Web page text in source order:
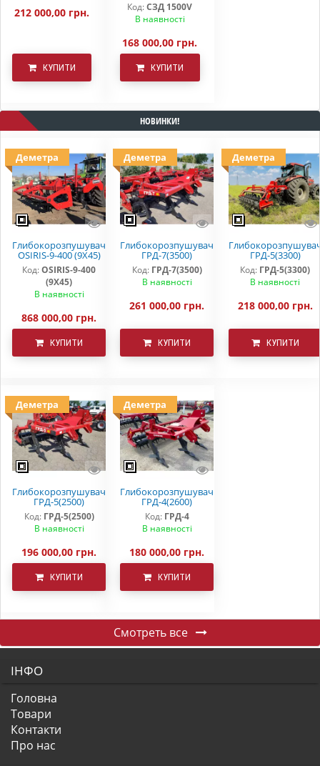
212 000,00 грн.
КУПИТИ
Код: СЗД 1500V
В наявності
168 000,00 грн.
КУПИТИ
НОВИНКИ!
Деметра
Глибокорозпушувач
OSIRIS-9-400 (9Х45)
Код:OSIRIS-9-400
(9Х45)
В наявності
868 000,00 грн.
КУПИТИ
Деметра
Глибокорозпушувач
ГРД-7(3500)
Код: ГРД-7(3500)
В наявності
261 000,00 грн.
КУПИТИ
Деметра
ГРД-5(3300)
Код: ГРД-5(3300)
В наявності
218 000,00 грн.
КУПИТИ
Деметра
Глибокорозпушувач
ГРД-5(2500)
Код: ГРД-5(2500)
В наявності
196 000,00 грн.
КУПИТИ
Деметра
Глибокорозпушувач
ГРД-4(2600)
Код: ГРД-4
В наявності
180 000,00 грн.
КУПИТИ
Смотреть все
ІНФО
Головна
Товари
Контакти
Про нас